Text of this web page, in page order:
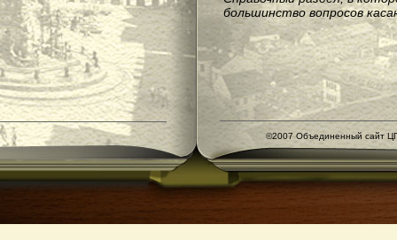
большинство вопросов
©2007 Объединенный сайт